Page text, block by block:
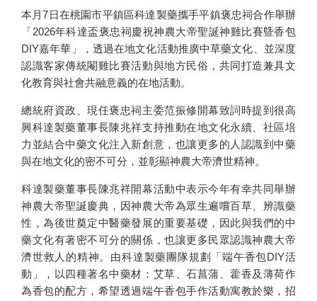
本月7日在桃園市平鎮區科達製藥攜手平鎮褒忠祠合作舉辦
「2026年科達盃褒忠祠慶祝神農大帝聖誕神雞比賽曁香包
DIY嘉年華」，透過在地文化活動推廣中草藥文化、並深度
認識客家傳統閹雞比賽活動與地方民俗，共同打造兼具文
化教育與社會共融意義的在地活動。
總統府資政、現任褒忠祠主委范振修開幕致詞時提到很高
興科達製藥董事長陳兆祥支持推動在地文化永續、社區培
力並結合中藥文化注入新創意，也讓更多的人認識到中藥
與在地文化的密不可分，並彰顯神農大帝濟世精神。
科達製藥董事長陳兆祥開幕活動中表示今年有幸共同舉辦
神農大帝聖誕慶典，因神農大帝為眾生遍嚐百草、辨識藥
性，為後世奠定中醫藥發展的重要基礎，因此與我們的中
藥文化有著密不可分的關係，也讓更多民眾認識神農大帝
濟世救人的精神。由科達製藥團隊規劃「端午香包DIY活
動」，以四種著名中藥材：艾草、石菖蒲、藿香及薄荷作
為香包的配方，希望透過端午香包手作活動寓教於樂，招